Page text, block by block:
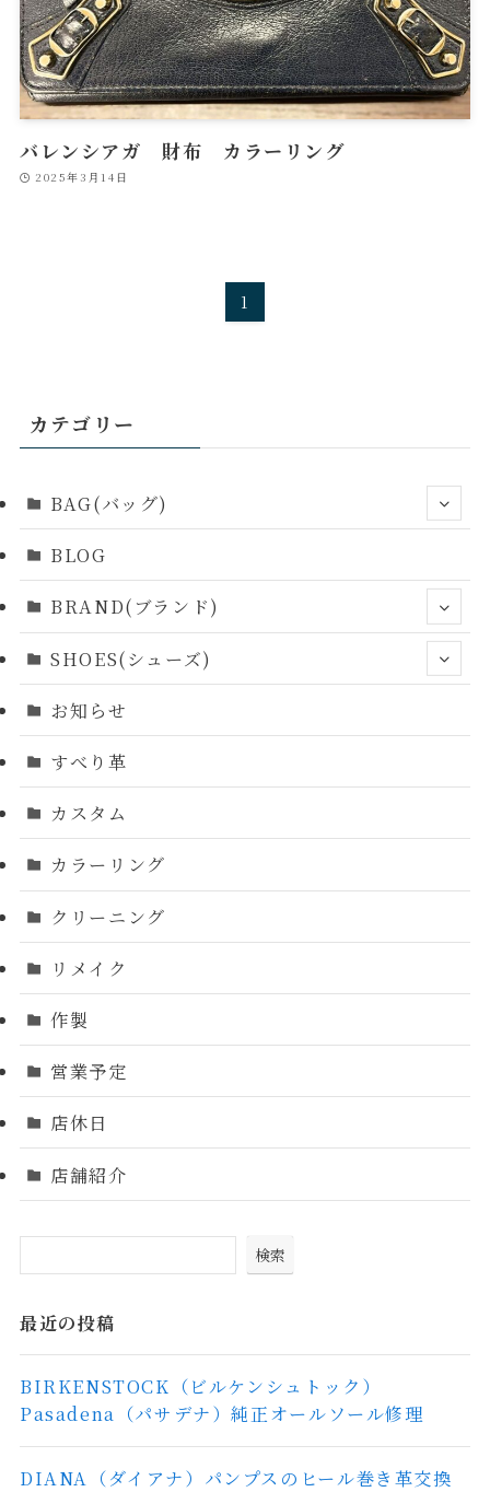
バレンシアガ 財布 カラーリング
2025年3月14日
1
カテゴリー
BAG(バッグ)
BLOG
BRAND(ブランド)
SHOES(シューズ)
お知らせ
すべり革
カスタム
カラーリング
クリーニング
リメイク
作製
営業予定
店休日
店舗紹介
検索
最近の投稿
BIRKENSTOCK（ビルケンシュトック）
Pasadena（パサデナ）純正オールソール修理
DIANA（ダイアナ）パンプスのヒール巻き革交換